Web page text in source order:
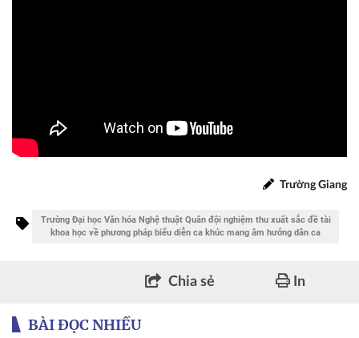
Trường Giang
Trường Đại học Văn hóa Nghệ thuật Quân đội nghiệm thu xuất sắc đề tài
khoa học về phương pháp biểu diễn ca khúc mang âm hưởng dân ca
Chia sẻ In
BÀI ĐỌC NHIỀU